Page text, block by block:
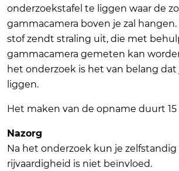
onderzoekstafel te liggen waar de
gammacamera boven je zal
stof zendt straling uit, die met
gammacamera gemeten kan
het onderzoek is het van belang
liggen.
Het maken van de opname duurt
Nazorg
Na het onderzoek kun je zelfstandig
rijvaardigheid is niet beïnvloed.